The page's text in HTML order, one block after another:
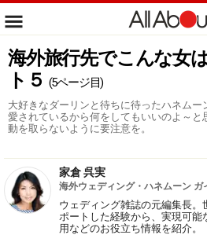
海外旅行先でこんな女
ト５ (5ページ目)
大好きなダーリンと待ちに待ったハネム
愛されているから何をしてもいいのよ～
動を取らないように要注意を。
家倉 呉実
海外ウェディング・ハネムーン ガ
ウェディング雑誌の元編集長
ポートした経験から、実現可
用などのお役立ち情報を紹介。